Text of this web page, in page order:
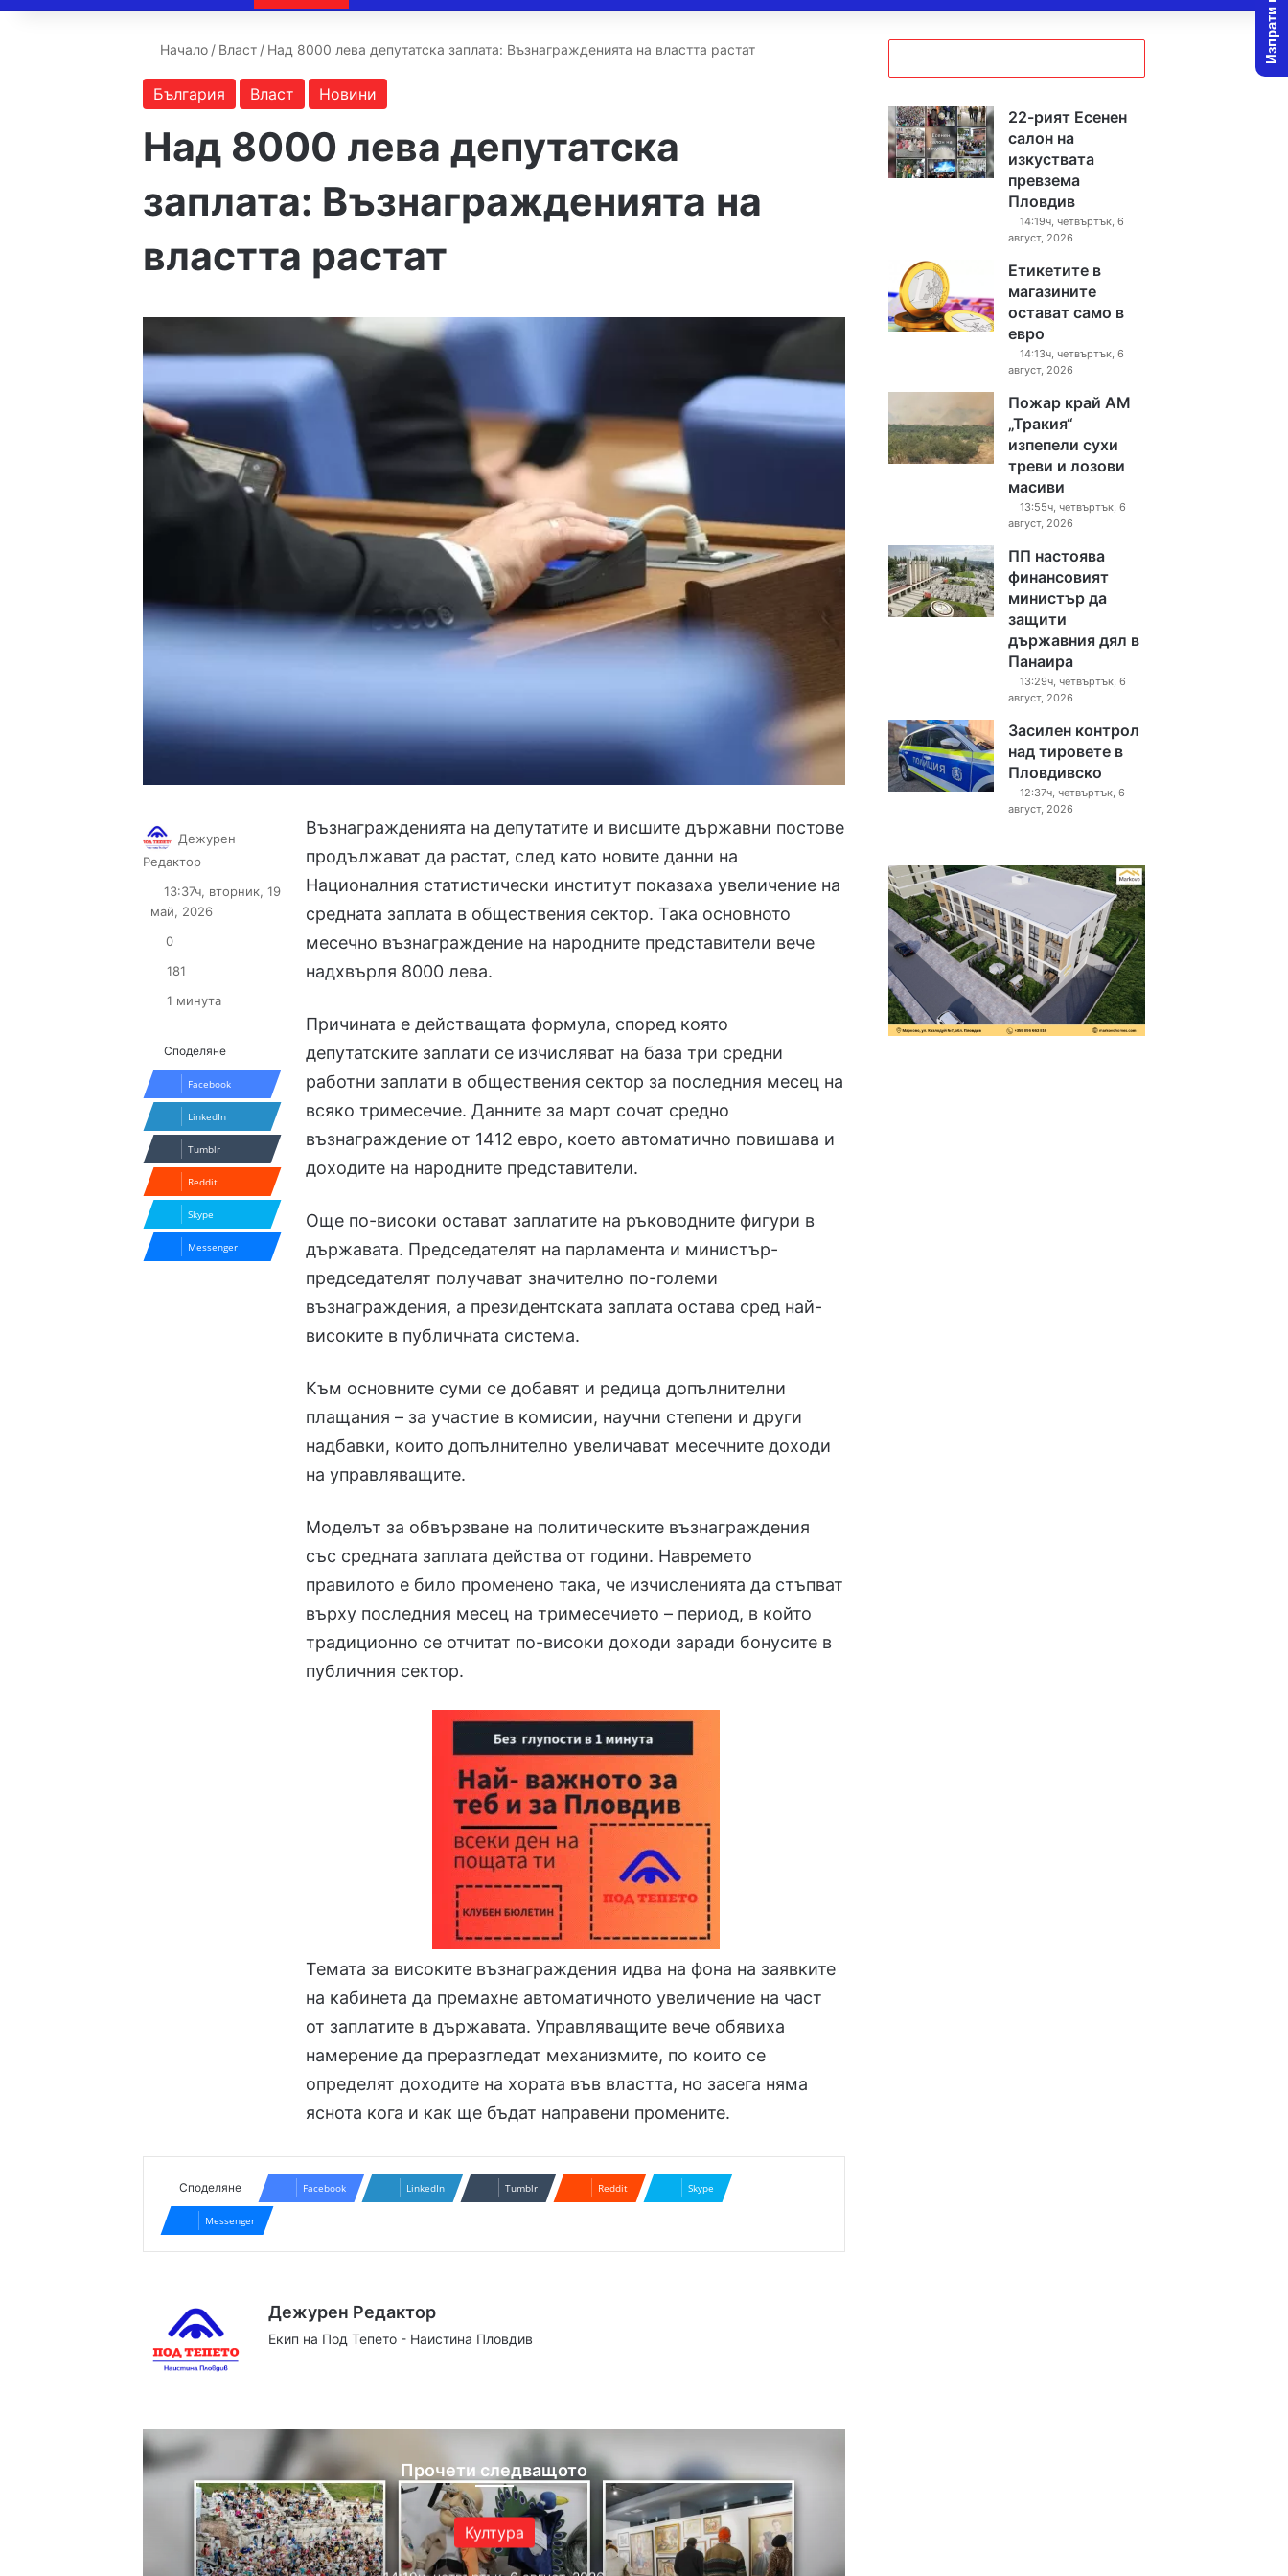
Начало / Власт / Над 8000 лева депутатска заплата: Възнагражденията на властта растат
България Власт Новини
Над 8000 лева депутатска
заплата: Възнагражденията на
властта растат
Възнагражденията на депутатите и висшите държавни постове
продължават да растат, след като новите данни на
Националния статистически институт показаха увеличение на
средната заплата в обществения сектор. Така основното
месечно възнаграждение на народните представители вече
надхвърля 8000 лева.
Причината е действащата формула, според която
депутатските заплати се изчисляват на база три средни
работни заплати в обществения сектор за последния месец на
всяко тримесечие. Данните за март сочат средно
възнаграждение от 1412 евро, което автоматично повишава и
доходите на народните представители.
Още по-високи остават заплатите на ръководните фигури в
държавата. Председателят на парламента и министър-
председателят получават значително по-големи
възнаграждения, а президентската заплата остава сред най-
високите в публичната система.
Към основните суми се добавят и редица допълнителни
плащания – за участие в комисии, научни степени и други
надбавки, които допълнително увеличават месечните доходи
на управляващите.
Моделът за обвързване на политическите възнаграждения
със средната заплата действа от години. Навремето
правилото е било променено така, че изчисленията да стъпват
върху последния месец на тримесечието – период, в който
традиционно се отчитат по-високи доходи заради бонусите в
публичния сектор.
Темата за високите възнаграждения идва на фона на заявките
на кабинета да премахне автоматичното увеличение на част
от заплатите в държавата. Управляващите вече обявиха
намерение да преразгледат механизмите, по които се
определят доходите на хората във властта, но засега няма
яснота кога и как ще бъдат направени промените.
Дежурен
Редактор
X email
13:37ч, вторник, 19
май, 2026
0
181
1 минута
Споделяне
Facebook
LinkedIn
Tumblr
Reddit
Skype
Messenger
Споделяне Facebook LinkedIn Tumblr Reddit Skype
Messenger
Дежурен Редактор
Екип на Под Тепето - Наистина Пловдив
Прочети следващото
Култура
22-рият Есенен
салон на
изкуствата
превзема
Пловдив
14:19ч, четвъртък, 6
август, 2026
Етикетите в
магазините
остават само в
евро
14:13ч, четвъртък, 6
август, 2026
Пожар край АМ
„Тракия“
изпепели сухи
треви и лозови
масиви
13:55ч, четвъртък, 6
август, 2026
ПП настоява
финансовият
министър да
защити
държавния дял в
Панаира
13:29ч, четвъртък, 6
август, 2026
Засилен контрол
над тировете в
Пловдивско
12:37ч, четвъртък, 6
август, 2026